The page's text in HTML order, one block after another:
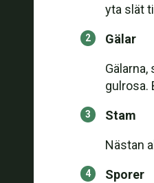
yta slät
Gälar
gulrosa.
Stam
Nästan
Sporer